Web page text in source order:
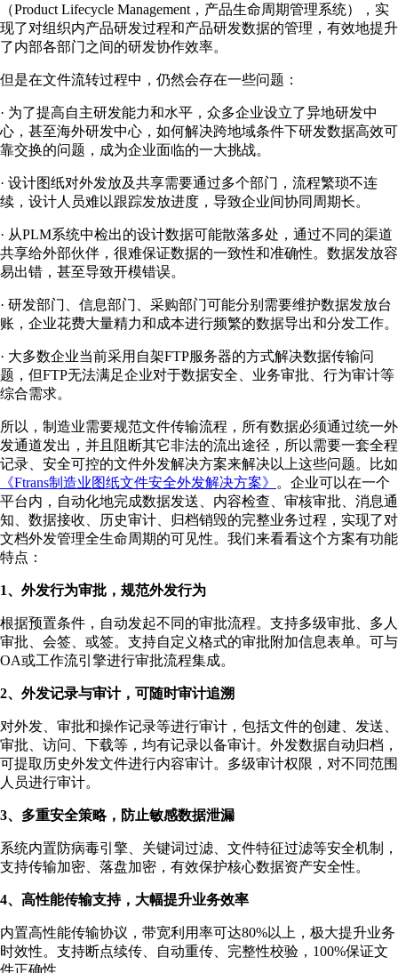
（Product Lifecycle Management，产品生命周期管理系统），实
现了对组织内产品研发过程和产品研发数据的管理，有效地提升
了内部各部门之间的研发协作效率。
但是在文件流转过程中，仍然会存在一些问题：
· 为了提高自主研发能力和水平，众多企业设立了异地研发中
心，甚至海外研发中心，如何解决跨地域条件下研发数据高效可
靠交换的问题，成为企业面临的一大挑战。
· 设计图纸对外发放及共享需要通过多个部门，流程繁琐不连
续，设计人员难以跟踪发放进度，导致企业间协同周期长。
· 从PLM系统中检出的设计数据可能散落多处，通过不同的渠道
共享给外部伙伴，很难保证数据的一致性和准确性。数据发放容
易出错，甚至导致开模错误。
· 研发部门、信息部门、采购部门可能分别需要维护数据发放台
账，企业花费大量精力和成本进行频繁的数据导出和分发工作。
· 大多数企业当前采用自架FTP服务器的方式解决数据传输问
题，但FTP无法满足企业对于数据安全、业务审批、行为审计等
综合需求。
所以，制造业需要规范文件传输流程，所有数据必须通过统一外
发通道发出，并且阻断其它非法的流出途径，所以需要一套全程
记录、安全可控的文件外发解决方案来解决以上这些问题。比如
《Ftrans制造业图纸文件安全外发解决方案》
。企业可以在一个
平台内，自动化地完成数据发送、内容检查、审核审批、消息通
知、数据接收、历史审计、归档销毁的完整业务过程，实现了对
文档外发管理全生命周期的可见性。我们来看看这个方案有功能
特点：
1、外发行为审批，规范外发行为
根据预置条件，自动发起不同的审批流程。支持多级审批、多人
审批、会签、或签。支持自定义格式的审批附加信息表单。可与
OA或工作流引擎进行审批流程集成。
2、外发记录与审计，可随时审计追溯
对外发、审批和操作记录等进行审计，包括文件的创建、发送、
审批、访问、下载等，均有记录以备审计。外发数据自动归档，
可提取历史外发文件进行内容审计。多级审计权限，对不同范围
人员进行审计。
3、多重安全策略，防止敏感数据泄漏
系统内置防病毒引擎、关键词过滤、文件特征过滤等安全机制，
支持传输加密、落盘加密，有效保护核心数据资产安全性。
4、高性能传输支持，大幅提升业务效率
内置高性能传输协议，带宽利用率可达80%以上，极大提升业务
时效性。支持断点续传、自动重传、完整性校验，100%保证文
件正确性。